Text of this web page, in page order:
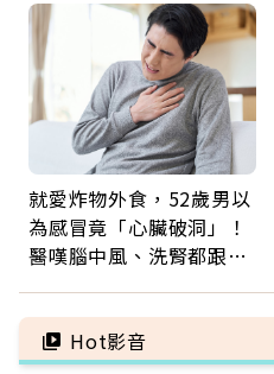
就愛炸物外食，52歲男以
為感冒竟「心臟破洞」！
醫嘆腦中風、洗腎都跟它
救
Hot影音